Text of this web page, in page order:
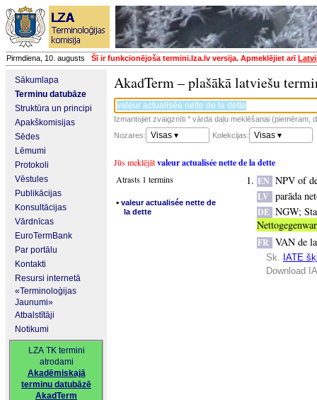
Pirmdiena, 10. augusts Šī ir funkcionējoša termini.lza.lv versija. Apmeklējiet arī
Sākumlapa
Terminu datubāze
Struktūra un principi
Apakškomisijas
Sēdes
Lēmumi
Protokoli
Vēstules
Publikācijas
Konsultācijas
Vārdnīcas
EuroTermBank
Par portālu
Kontakti
Resursi internetā
«Terminoloģijas
Jaunumi»
Atbalstītāji
Notikumi
LZA TK termini
atrodami
Akadēmiskajā
terminu datubāzē
AkadTerm
AkadTerm – plašākā latviešu
Izmantojiet zvaigznīti * vārda daļu meklēšanai (piemēram,
Nozares:
Visas ▾ Kolekcijas: Visas ▾
Jūs meklējātvaleur actualisée nette de la dette
Atrasts 1 termins
▪ valeur actualisée nette de
la dette
EN NPV of
LV parāda
DE NGW;
FR VAN de
Sk. IATE
Download